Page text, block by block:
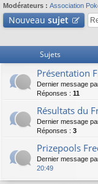
ci
s
s es
Modérateurs : Association
Nouveau sujet
Sujets
Présentation
Dernier message
Réponses : 11
Résultats du
Dernier message
Réponses : 3
Prizepools
Dernier message
20:49